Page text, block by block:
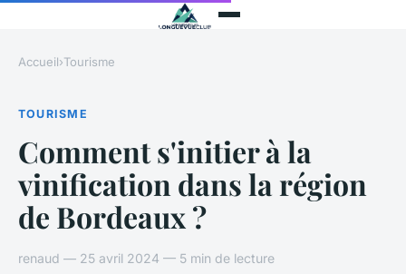
Accueil›Tourisme
TOURISME
Comment s'initier à la
vinification dans la région
de Bordeaux ?
renaud — 25 avril 2024 — 5 min de lecture